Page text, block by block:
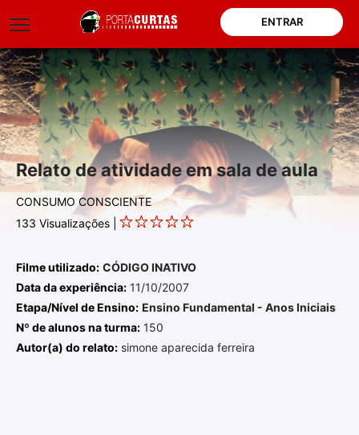
ENTRAR
Relato de atividade em sala de aula
CONSUMO CONSCIENTE
133 Visualizações |
Filme utilizado: CÓDIGO INATIVO
Data da experiência: 11/10/2007
Etapa/Nível de Ensino: Ensino Fundamental - Anos Iniciais
Nº de alunos na turma: 150
Autor(a) do relato: simone aparecida ferreira